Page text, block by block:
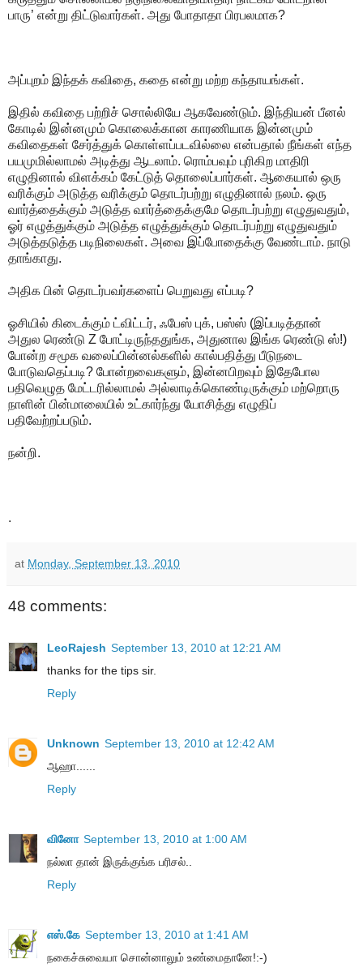
பாரு’ என்று திட்டுவார்கள். அது போதாதா பிரபலமாக?
அப்புறம் இந்தக் கவிதை, கதை என்று மற்ற கந்தாயங்கள்.
இதில் கவிதை பற்றிச் சொல்லியே ஆகவேண்டும். இந்தியன் பீனல்
கோடில் இன்னமும் கொலைக்கான காரணியாக இன்னமும்
கவிதைகள் சேர்த்துக் கொள்ளப்படவில்லை என்பதால் நீங்கள் எந்த
பயமுமில்லாமல் அடித்து ஆடலாம். ரொம்பவும் புரிகிற மாதிரி
எழுதினால் விளக்கம் கேட்டுத் தொலைப்பார்கள். ஆகையால் ஒரு
வரிக்கும் அடுத்த வரிக்கும் தொடர்பற்று எழுதினால் நலம். ஒரு
வார்த்தைக்கும் அடுத்த வார்த்தைக்குமே தொடர்பற்று எழுதுவதும்,
ஓர் எழுத்துக்கும் அடுத்த எழுத்துக்கும் தொடர்பற்று எழுதுவதும்
அடுத்தடுத்த படிநிலைகள். அவை இப்போதைக்கு வேண்டாம். நாடு
தாங்காது.
அதிக பின் தொடர்பவர்களைப் பெறுவது எப்படி?
ஓசியில் கிடைக்கும் ட்விட்டர், ஃபேஸ் புக், பஸ்ஸ் (இப்படித்தான்
அதுல ரெண்டு Z போட்டிருந்ததுங்க, அதுனால இங்க ரெண்டு ஸ்!)
போன்ற சமூக வலைப்பின்னல்களில் கால்பதித்து பீடுநடை
போடுவதெப்படி? போன்றவைகளும், இன்னபிறவும் இதேபோல
பதிவெழுத மேட்டரில்லாமல் அல்லாடிக்கொண்டிருக்கும் மற்றொரு
நாளின் பின்மாலையில் உட்கார்ந்து யோசித்து எழுதிப்
பதிவேற்றப்படும்.
நன்றி.
.
at Monday, September 13, 2010
48 comments:
LeoRajesh September 13, 2010 at 12:21 AM
thanks for the tips sir.
Reply
Unknown September 13, 2010 at 12:42 AM
ஆஹா......
Reply
வினோ September 13, 2010 at 1:00 AM
நல்லா தான் இருக்குங்க பரிசல்..
Reply
எஸ்.கே September 13, 2010 at 1:41 AM
நகைச்சுவையா சொன்னாலும் உண்மைதானே!:-)